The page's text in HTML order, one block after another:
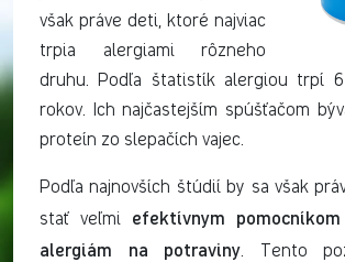
však práve deti, ktoré najviac
trpia alergiami rôzneho
druhu. Podľa štatistík alergiou trpí
rokov. Ich najčastejším spúšťačom
proteín zo slepačích vajec.
Podľa najnovších štúdií by sa však
stať veľmi efektívnym
alergiám na potraviny. Tento